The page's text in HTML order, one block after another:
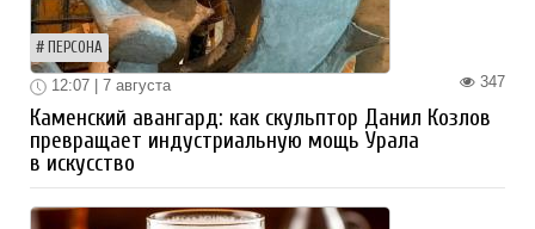
ПЕРСОНА
347
12:07 | 7 августа
Каменский авангард: как скульптор Данил Козлов
превращает индустриальную мощь Урала
в искусство